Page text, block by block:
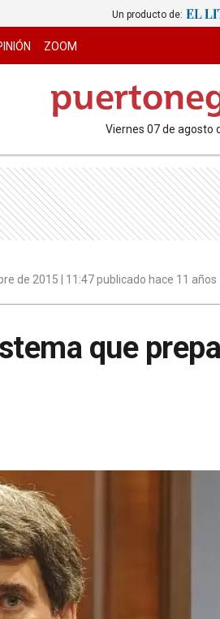
Un producto de:
ZOOM
viernes 07 de agosto
de 2015 | 11:47 publicado hace 11 años
que